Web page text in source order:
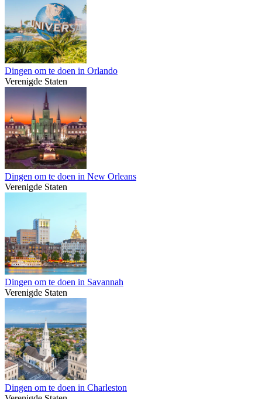
Dingen om te doen in Orlando
Verenigde Staten
Dingen om te doen in New Orleans
Verenigde Staten
Dingen om te doen in Savannah
Verenigde Staten
Dingen om te doen in Charleston